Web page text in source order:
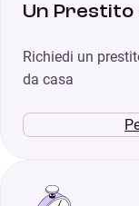
Un Prestito
Richiedi un
da casa